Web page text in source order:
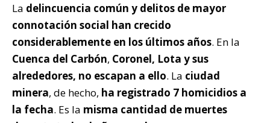
La delincuencia común y delitos de mayor
connotación social han crecido
considerablemente en los últimos años. En la
Cuenca del Carbón, Coronel, Lota y sus
alrededores, no escapan a ello. La ciudad
minera, de hecho, ha registrado 7 homicidios a
la fecha. Es la misma cantidad de muertes